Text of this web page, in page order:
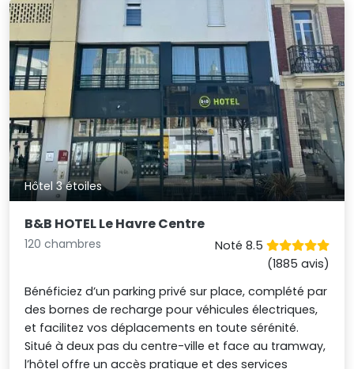
Hôtel 3 étoiles
B&B HOTEL Le Havre Centre
120 chambres
Noté 8.5
(1885 avis)
Bénéficiez d’un parking privé sur place, complété par
des bornes de recharge pour véhicules électriques,
et facilitez vos déplacements en toute sérénité.
Situé à deux pas du centre-ville et face au tramway,
l’hôtel offre un accès pratique et des services